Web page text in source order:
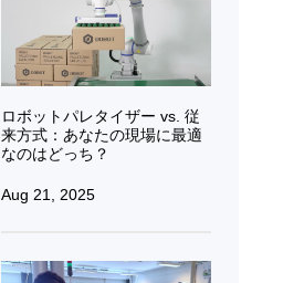
ロボットパレタイザー vs. 従
来方式：あなたの現場に最適
なのはどっち？
Aug 21, 2025